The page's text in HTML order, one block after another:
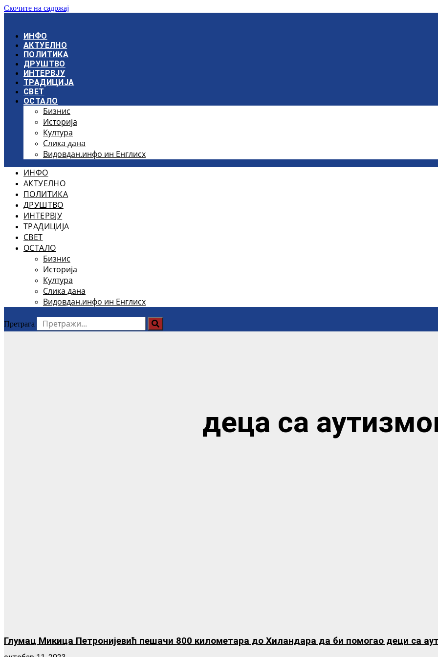
Скочите на садржај
ИНФО
АКТУЕЛНО
ПОЛИТИКА
ДРУШТВО
ИНТЕРВЈУ
ТРАДИЦИЈА
СВЕТ
ОСТАЛО
Бизнис
Историја
Култура
Слика дана
Видовдан.инфо ин Енглисх
ИНФО
АКТУЕЛНО
ПОЛИТИКА
ДРУШТВО
ИНТЕРВЈУ
ТРАДИЦИЈА
СВЕТ
ОСТАЛО
Бизнис
Историја
Култура
Слика дана
Видовдан.инфо ин Енглисх
Претрага
деца са
Глумац Микица Петронијевић пешачи 800 километара до Хиландара да би помогао деци са